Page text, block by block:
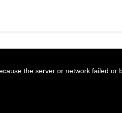
the server or network failed or